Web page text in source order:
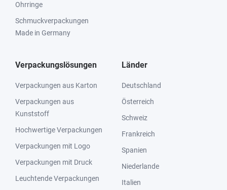
Ohrringe
Schmuckverpackungen
Made in Germany
Verpackungslösungen
Verpackungen aus Karton
Verpackungen aus
Kunststoff
Hochwertige Verpackungen
Verpackungen mit Logo
Verpackungen mit Druck
Leuchtende Verpackungen
Länder
Deutschland
Österreich
Schweiz
Frankreich
Spanien
Niederlande
Italien